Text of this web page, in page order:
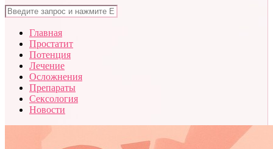
Главная
Простатит
Потенция
Лечение
Осложнения
Препараты
Сексология
Новости